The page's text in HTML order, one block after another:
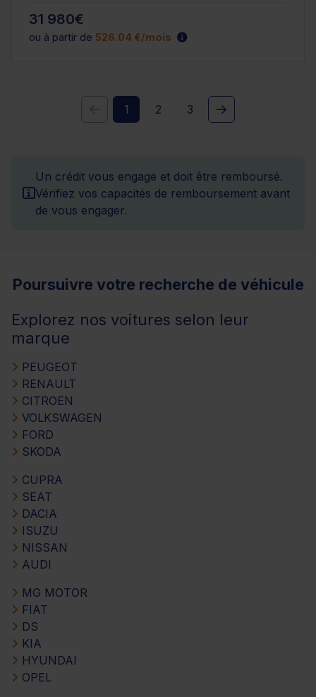
31 980€
ou à partir de 526.04 €/mois
1 2 3
Un crédit vous engage et doit être remboursé.
Vérifiez vos capacités de remboursement avant
de vous engager.
Poursuivre votre recherche de véhicule
Explorez nos voitures selon leur
marque
PEUGEOT
RENAULT
CITROEN
VOLKSWAGEN
FORD
SKODA
CUPRA
SEAT
DACIA
ISUZU
NISSAN
AUDI
MG MOTOR
FIAT
DS
KIA
HYUNDAI
OPEL